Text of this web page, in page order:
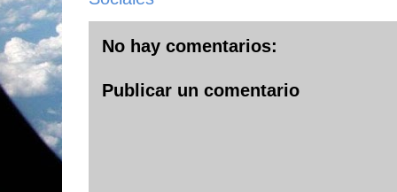
No hay comentarios:
Publicar un comentario